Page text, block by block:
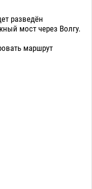
разведён
мост через Волгу.
маршрут